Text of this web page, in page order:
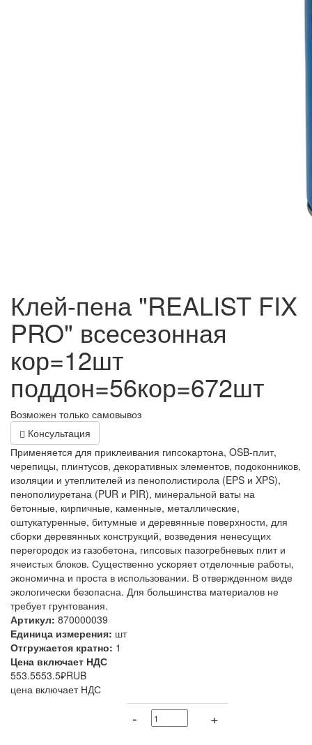
Клей-пена "REALIST FIX
PRO" всесезонная
кор=12шт
поддон=56кор=672шт
Возможен только самовывоз
Консультация
Применяется для приклеивания гипсокартона, OSB-плит,
черепицы, плинтусов, декоративных элементов, подоконников,
изоляции и утеплителей из пенополистирола (EPS и XPS),
пенополиуретана (PUR и PIR), минеральной ваты на
бетонные, кирпичные, каменные, металлические,
оштукатуренные, битумные и деревянные поверхности, для
сборки деревянных конструкций, возведения ненесущих
перегородок из газобетона, гипсовых пазогребневых плит и
ячеистых блоков. Существенно ускоряет отделочные работы,
экономична и проста в использовании. В отвержденном виде
экологически безопасна. Для большинства материалов не
требует грунтования.
Артикул: 870000039
Единица измерения: шт
Отгружается кратно: 1
Цена включает НДС
553.5553.5₽RUB
цена включает НДС
- +